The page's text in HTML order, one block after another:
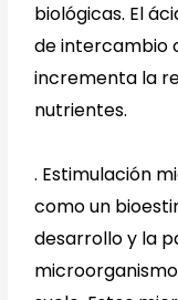
biológicas. El
de intercambio
incrementa la
nutrientes.
. Estimulación
como un
desarrollo y la